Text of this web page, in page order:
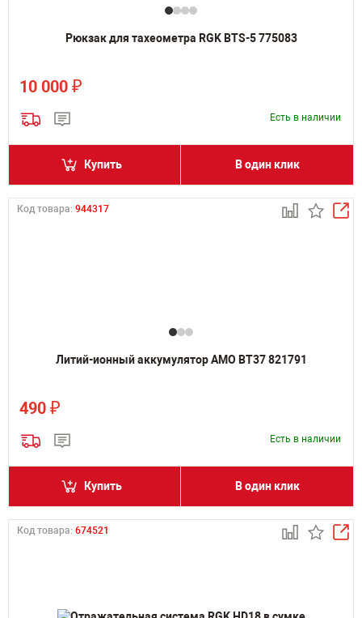
Рюкзак для тахеометра RGK BTS-5 775083
10 000 ₽
Есть в наличии
Купить В один клик
Код товара: 944317
Литий-ионный аккумулятор AMO BT37 821791
490 ₽
Есть в наличии
Купить В один клик
Код товара: 674521